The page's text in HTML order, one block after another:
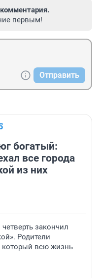
первым!
Отправить
богатый:
все города
из них
закончил
Родители
который всю жизнь